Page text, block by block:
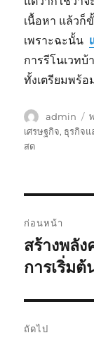
เนื้อหา แล้วก็
เพราะฉะนั้น
การรีโนเวทบ้
ทั้งเตรียมพร้
ผู้
เขียน
admin
เศรษฐกิจ, ธุรกิจแ
สด
เรื่อง
ก่อนหน้า
เรื่อง
ก่อน
สร้างพลั
การเริ่ม
ถัดไป